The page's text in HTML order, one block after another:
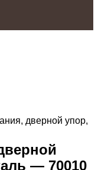
дверной упор,
— 70010